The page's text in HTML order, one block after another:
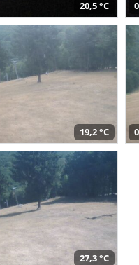
20,5 °C
19,2 °C
27,3 °C